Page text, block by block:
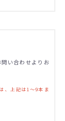
い合わせよりお
、上記は1～9本ま